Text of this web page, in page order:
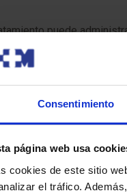
Consentimiento
página web usa
cookies de este sitio
el tráfico.
puede
estás
o meses.
para evaluar
y biopsias, que